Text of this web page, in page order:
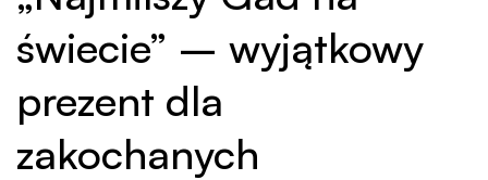
świecie” – wyjątkowy
prezent dla
zakochanych